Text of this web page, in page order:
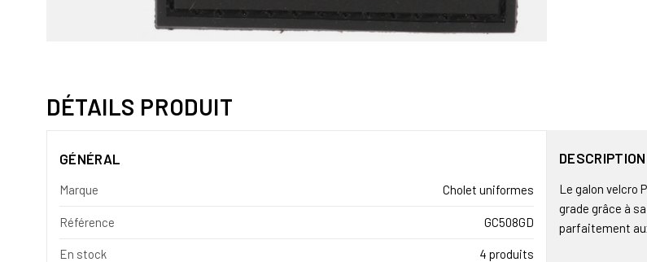
DÉTAILS PRODUIT
GÉNÉRAL
Marque Cholet uniformes
Référence GC508GD
En stock 4 produits
DESCRIPTION
Le galon velcro
grade grâce à
parfaitement